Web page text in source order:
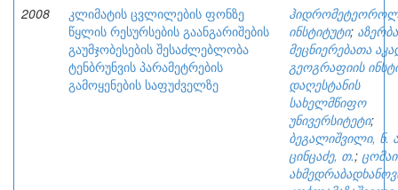
2008
კლიმატის ცვლილების ფონზე
წყლის რესურსების გაანგარიშების
გაუმჯობესების შესაძლებლობა
ტენბრუნვის პარამეტრების
გამოყენების საფუძველზე
ინსტიტუტი;
მეცნიერებათა
გეოგრაფიის
დაღესტანის
სახელმწიფო
უნივერსიტეტი;
ბეგალიშვილი, ნ.
ცინცაძე, თ.;